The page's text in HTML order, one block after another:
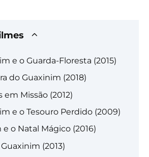
e o Guarda-Floresta (2015)
do Guaxinim (2018)
em Missão (2012)
e o Tesouro Perdido (2009)
o Natal Mágico (2016)
(2013)